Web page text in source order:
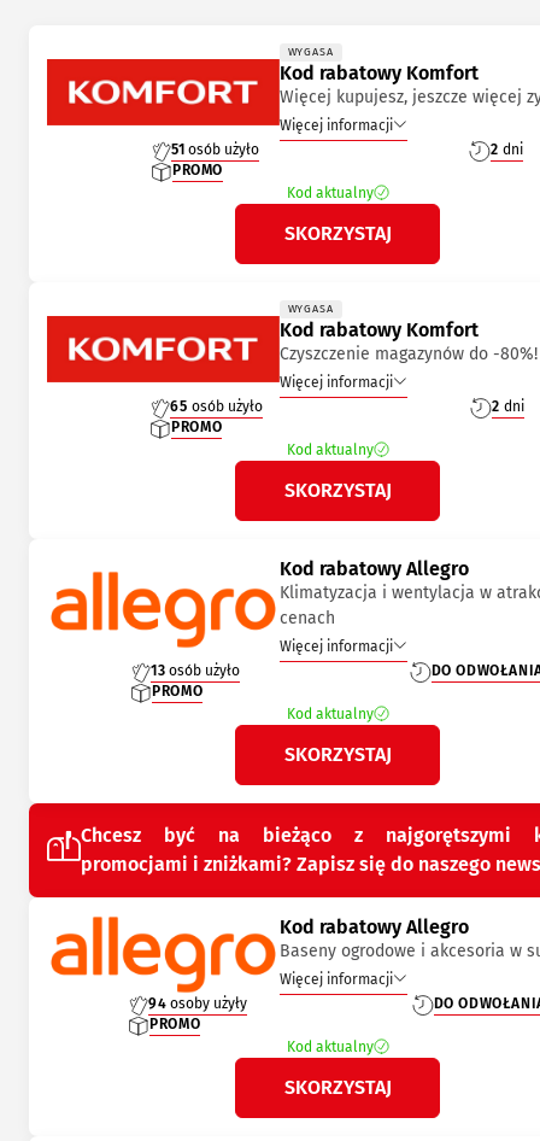
WYGASA
Kod rabatowy Komfort
Więcej kupujesz, jeszcze więcej
Więcej informacji
51 osób użyło
PROMO
2 dni
Kod aktualny
SKORZYSTAJ
WYGASA
Kod rabatowy Komfort
Czyszczenie magazynów do -80%!
Więcej informacji
65 osób użyło
PROMO
2 dni
Kod aktualny
SKORZYSTAJ
Kod rabatowy Allegro
Klimatyzacja i wentylacja w
cenach
Więcej informacji
13 osób użyło
PROMO
DO
Kod aktualny
SKORZYSTAJ
Chcesz być na bieżąco z najgorętszymi
promocjami i zniżkami? Zapisz się do naszego
Kod rabatowy Allegro
Baseny ogrodowe i akcesoria w
Więcej informacji
94 osoby użyły
PROMO
DO
Kod aktualny
SKORZYSTAJ